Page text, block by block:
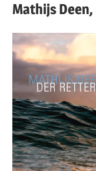
MathijsDeen,